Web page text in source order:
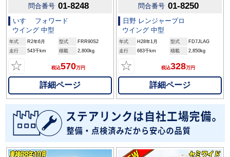
問合番号 01-8248
いすゞ フォワード
ウイング 中型
年式 R2年6月 型式
FRR90S2
走行
543千km 積載 2,800kg
☆ 税込570万円
詳細ページ
問合番号 01-8250
日野 レンジャープロ
ウイング 中型
年式 H28年1月 型式
FD7JLAG
走行
683千km 積載 2,850kg
☆ 税込328万円
詳細ページ